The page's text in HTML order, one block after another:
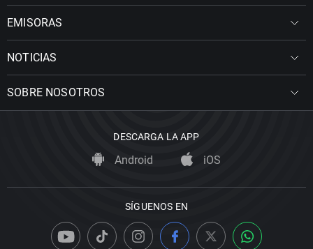
EMISORAS
NOTICIAS
SOBRE NOSOTROS
DESCARGA LA APP
Android iOS
SÍGUENOS EN